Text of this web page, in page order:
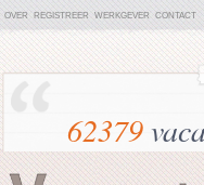
OVER REGISTREER WERKGEVER CONTACT
62379